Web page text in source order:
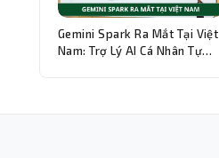
Gemini Spark Ra Mắt Tại Việt
Nam: Trợ Lý AI Cá Nhân Tự